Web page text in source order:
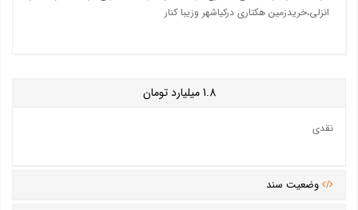
انزلی،خریدزمین هکتاری درکیاشهر وزیبا کنار
1.8میلیارد تومان
نقدی
وضعیت سند